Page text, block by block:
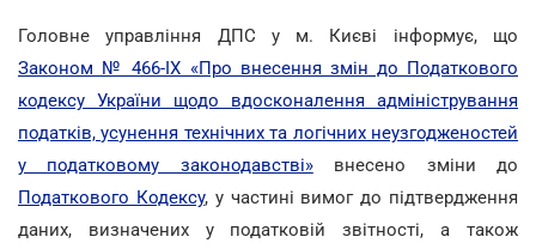
Головне управління ДПС у м. Києві інформує, що
Законом № 466-IX «Про внесення змін до Податкового
кодексу України щодо вдосконалення адміністрування
податків, усунення технічних та логічних неузгодженостей
у податковому законодавстві»внесено зміни до
Податкового Кодексу, у частині вимог до підтвердження
даних, визначених у податковій звітності, а також